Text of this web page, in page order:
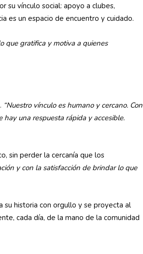
su vínculo social: apoyo a clubes,
es un espacio de encuentro y cuidado.
que gratifica y motiva a quienes
“Nuestro vínculo es humano y cercano. Con
una respuesta rápida y accesible.
sin perder la cercanía que los
y con la satisfacción de brindar lo que
su historia con orgullo y se proyecta al
cada día, de la mano de la comunidad